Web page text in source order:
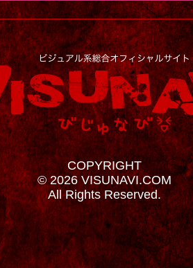
COPYRIGHT
© 2026 VISUNAVI.COM
All Rights Reserved.